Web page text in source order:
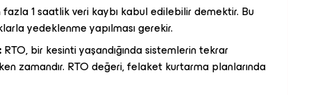
fazla 1 saatlik veri kaybı kabul edilebilir demektir. Bu
yedeklenme yapılması gerekir.
RTO, bir kesinti yaşandığında sistemlerin tekrar
zamandır. RTO değeri, felaket kurtarma planlarında